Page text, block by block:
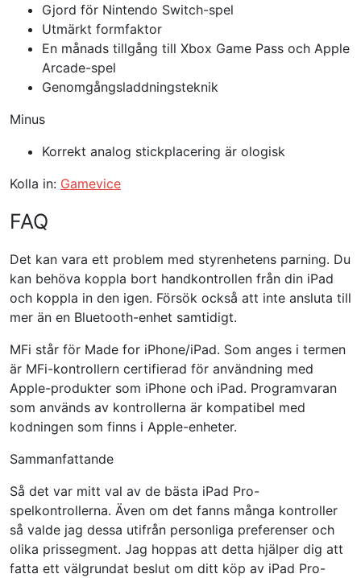
Gjord för Nintendo Switch-spel
Utmärkt formfaktor
En månads tillgång till Xbox Game Pass och Apple
Arcade-spel
Genomgångsladdningsteknik
Minus
Korrekt analog stickplacering är ologisk
Kolla in: Gamevice
FAQ
Det kan vara ett problem med styrenhetens parning. Du
kan behöva koppla bort handkontrollen från din iPad
och koppla in den igen. Försök också att inte ansluta till
mer än en Bluetooth-enhet samtidigt.
MFi står för Made for iPhone/iPad. Som anges i termen
är MFi-kontrollern certifierad för användning med
Apple-produkter som iPhone och iPad. Programvaran
som används av kontrollerna är kompatibel med
kodningen som finns i Apple-enheter.
Sammanfattande
Så det var mitt val av de bästa iPad Pro-
spelkontrollerna. Även om det fanns många kontroller
så valde jag dessa utifrån personliga preferenser och
olika prissegment. Jag hoppas att detta hjälper dig att
fatta ett välgrundat beslut om ditt köp av iPad Pro-